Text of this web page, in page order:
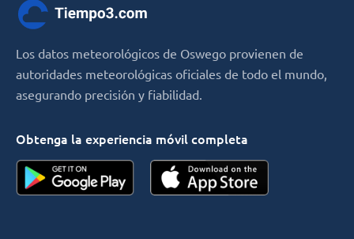
Los datos meteorológicos de Oswego provienen de
autoridades meteorológicas oficiales de todo el mundo,
asegurando precisión y fiabilidad.
Obtenga la experiencia móvil completa